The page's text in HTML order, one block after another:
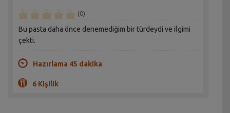
(0)
Bu pasta daha önce denemediğim bir türdeydi ve ilgimi
çekti.
Hazırlama 45 dakika
6 Kişilik